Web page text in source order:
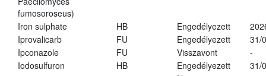
fumosoroseus)
Iron sulphate HB Engedélyezett
Iprovalicarb
FU Engedélyezett
31/
Ipconazole
FU Visszavont
-
Iodosulfuron
HB Engedélyezett
31/